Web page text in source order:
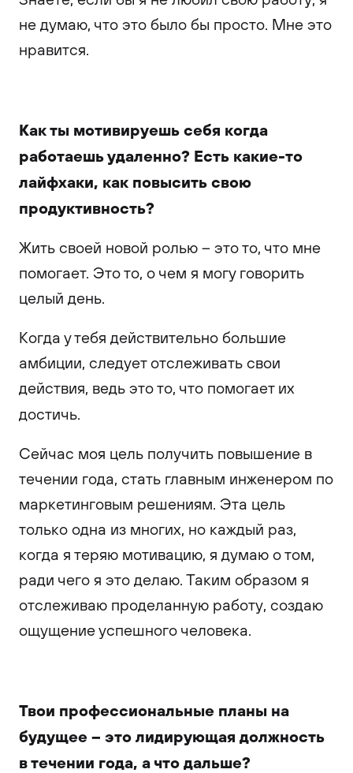
не думаю, что это было бы просто. Мне это
нравится.
Как ты мотивируешь себя когда
работаешь удаленно? Есть какие-то
лайфхаки, как повысить свою
продуктивность?
Жить своей новой ролью – это то, что мне
помогает. Это то, о чем я могу говорить
целый день.
Когда у тебя действительно большие
амбиции, следует отслеживать свои
действия, ведь это то, что помогает их
достичь.
Сейчас моя цель получить повышение в
течении года, стать главным инженером по
маркетинговым решениям. Эта цель
только одна из многих, но каждый раз,
когда я теряю мотивацию, я думаю о том,
ради чего я это делаю. Таким образом я
отслеживаю проделанную работу, создаю
ощущение успешного человека.
Твои профессиональные планы на
будущее – это лидирующая должность
в течении года, а что дальше?